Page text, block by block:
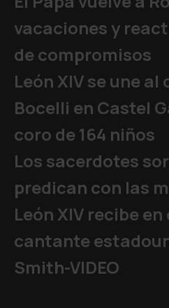
vacaciones y
de compromisos
León XIV se une
Bocelli en Castel
coro de 164 niños
Los sacerdotes
predican con las
León XIV recibe
cantante
Smith-VIDEO